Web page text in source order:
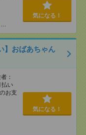
…
気になる！
】おばあちゃん
：
払い
お支
気になる！